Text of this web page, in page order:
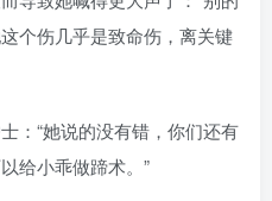
个伤几乎是致命伤，离关键
：“她说的没有错，你们还有
给小乖做蹄术。”